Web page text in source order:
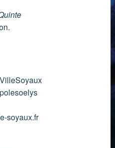
soyaux.fr